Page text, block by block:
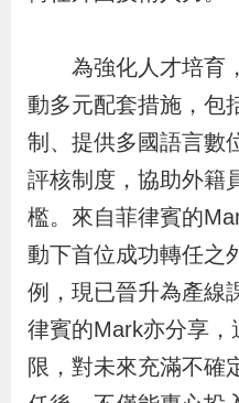
為強化人才培育，
動多元配套措施，包
制、提供多國語言數
評核制度，協助外籍
檻。來自菲律賓的
動下首位成功轉任之
例，現已晉升為產線
律賓的Mark亦分享
限，對未來充滿不確